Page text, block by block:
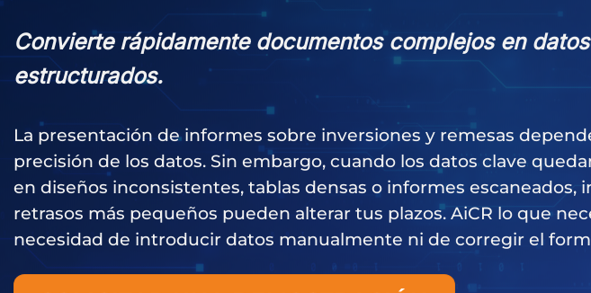
Convierte rápidamente documentos complejos en
estructurados.
La presentación de informes sobre inversiones y remesas
precisión de los datos. Sin embargo, cuando los datos clave
en diseños inconsistentes, tablas densas o informes escaneados,
retrasos más pequeños pueden alterar tus plazos. AiCR lo que
necesidad de introducir datos manualmente ni de corregir el